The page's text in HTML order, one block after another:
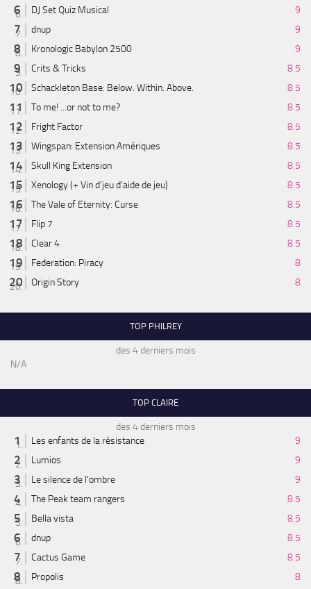
DJ Set Quiz Musical
9
dnup
9
Kronologic Babylon 2500
9
Crits & Tricks
8.5
Schackleton Base: Below. Within. Above.
8.5
To me! ...or not to me?
8.5
Fright Factor
8.5
Wingspan: Extension Amériques
8.5
Skull King Extension
8.5
Xenology (+ Vin d'jeu d'aide de jeu)
8.5
The Vale of Eternity: Curse
8.5
Flip 7
8.5
Clear 4
8.5
Federation: Piracy
8
Origin Story
8
TOP PHILREY
des 4 derniers mois
N/A
TOP CLAIRE
des 4 derniers mois
Les enfants de la résistance
9
Lumios
9
Le silence de l'ombre
9
The Peak team rangers
8.5
Bella vista
8.5
dnup
8.5
Cactus Game
8.5
Propolis
8